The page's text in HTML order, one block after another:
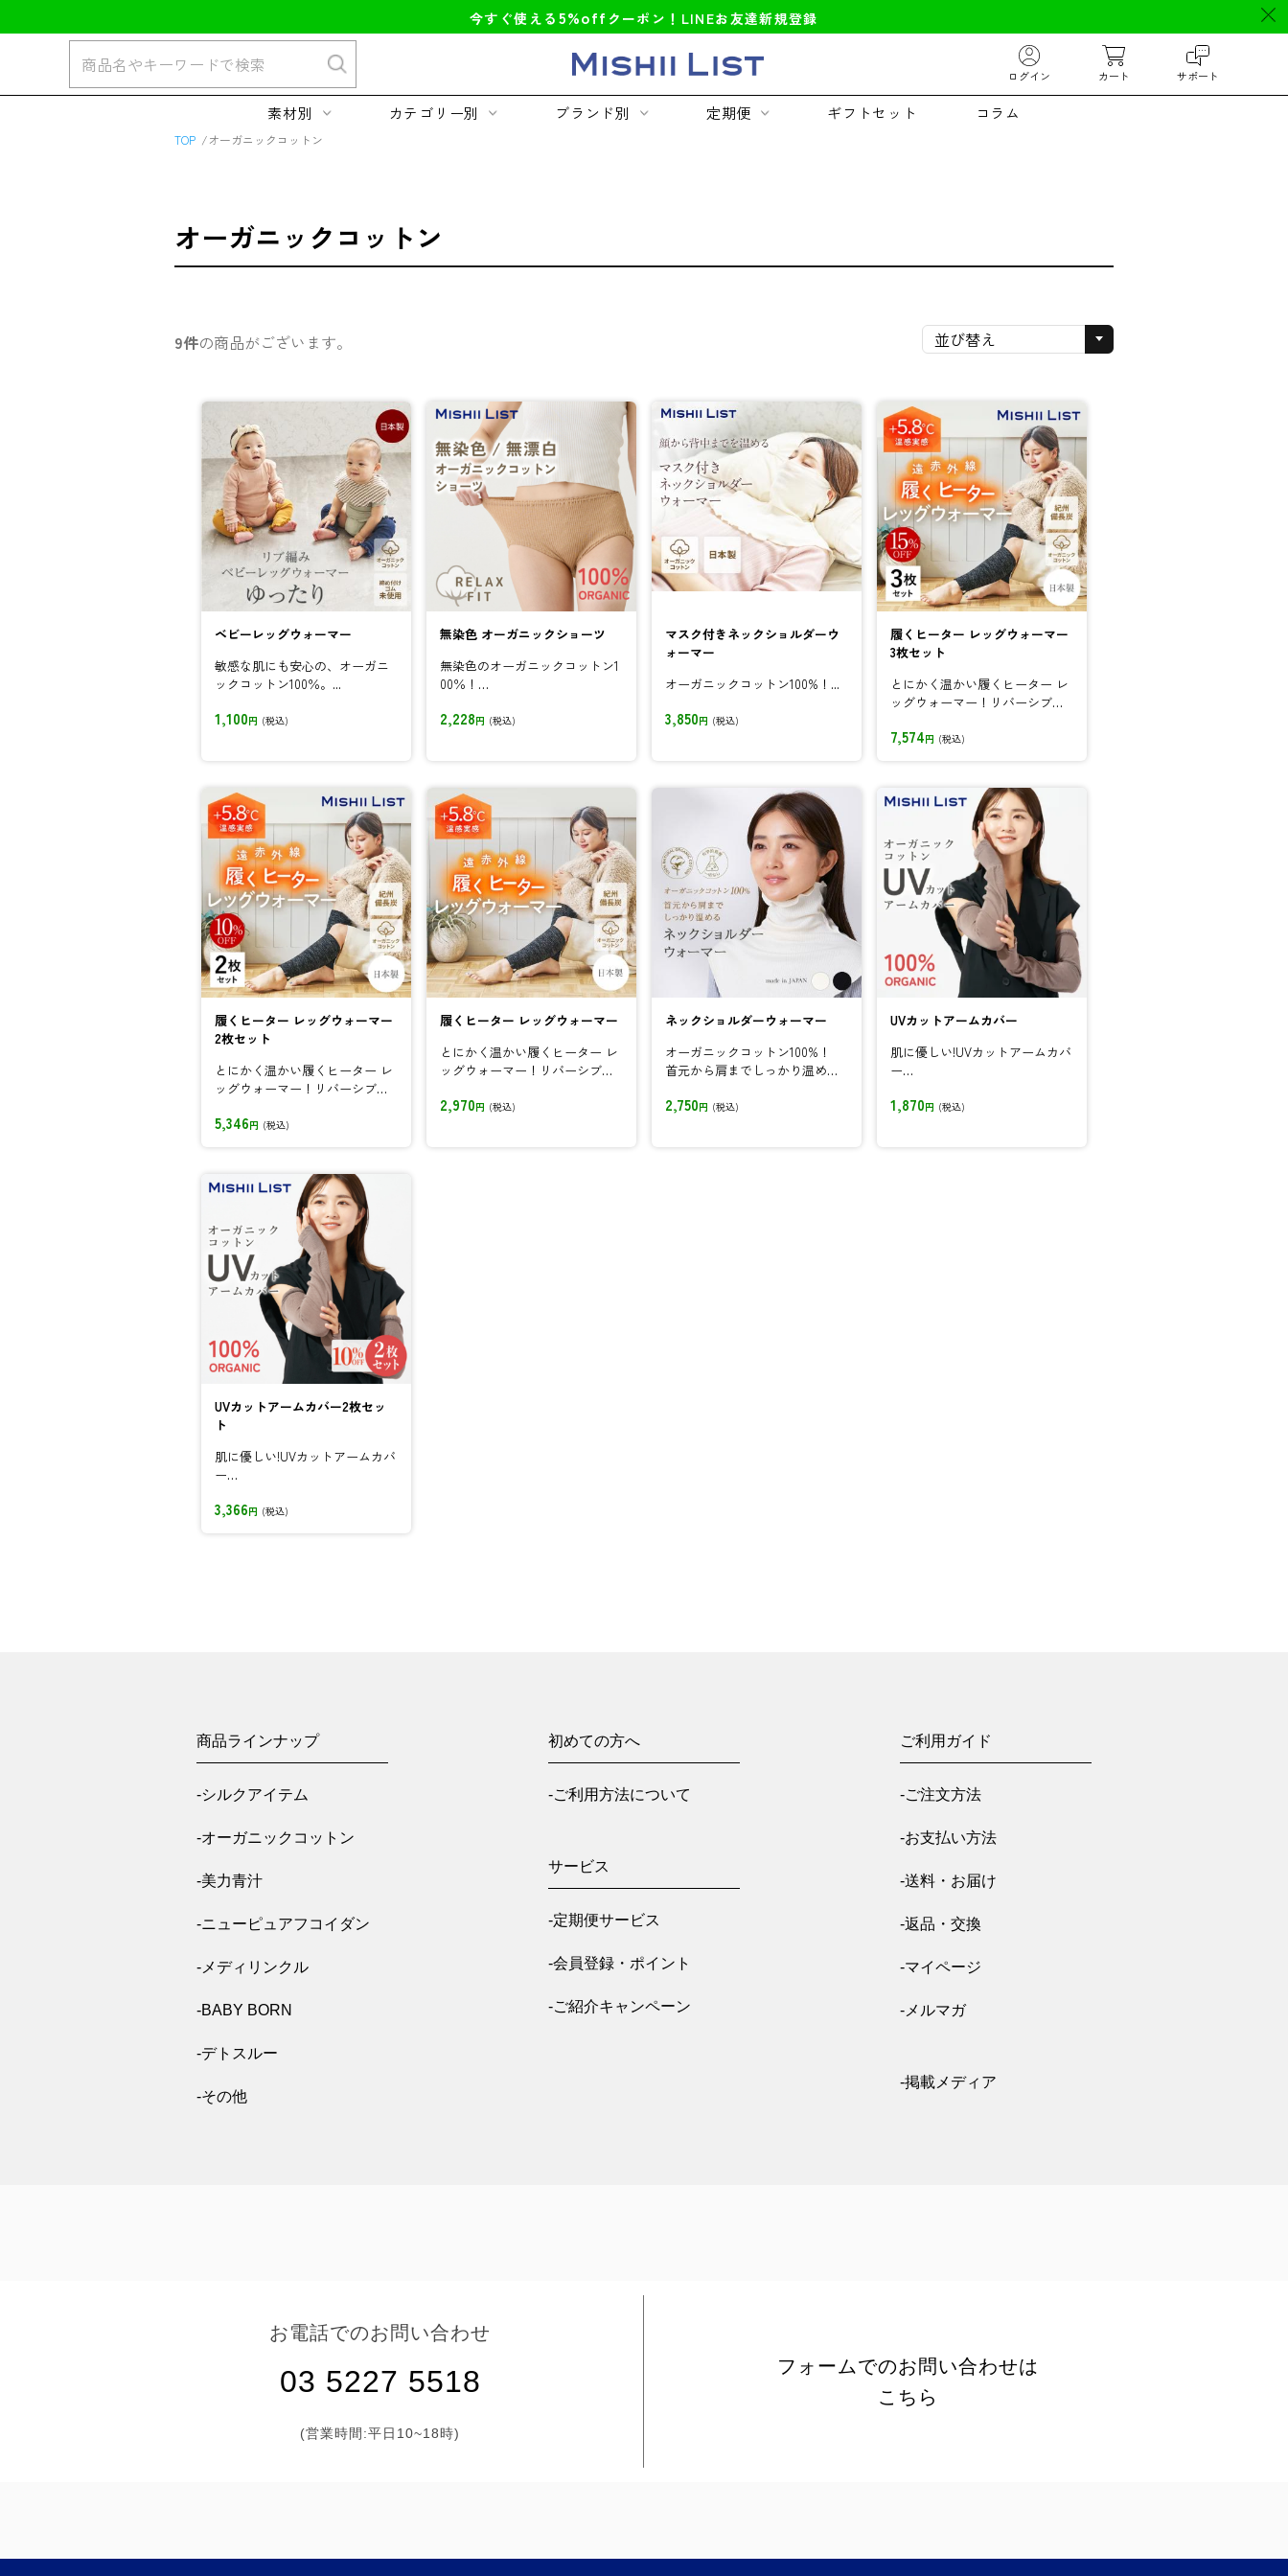
今すぐ使える 5%off クーポン！LINEお友達新規登録
ログイン カート サポート
素材別 カテゴリー別 ブランド別 定期便 ギフトセット コラム
TOP オーガニックコットン
オーガニックコットン
9件の商品がございます。
ベビーレッグウォーマー
敏感な肌にも安心の、オーガニ
ックコットン100％。...
1,100円 (税込)
無染色 オーガニックショーツ
無染色のオーガニックコットン1
00％！
いショーツです。
2,228円 (税込)
マスク付きネックショルダーウ
ォーマー
オーガニックコットン100%！...
3,850円 (税込)
履くヒーター レッグウォーマー
3枚セット
とにかく温かい履くヒーター レ
ッグウォーマー！リバーシブル
7,574円 (税込)
履くヒーター レッグウォーマー
2枚セット
とにかく温かい履くヒーター レ
ッグウォーマー！リバーシブル
5,346円 (税込)
履くヒーター レッグウォーマー
とにかく温かい履くヒーター レ
ッグウォーマー！リバーシブル
2,970円 (税込)
ネックショルダーウォーマー
オーガニックコットン100%！
首元から肩までしっかり温め
ーです！
2,750円 (税込)
UVカットアームカバー
肌に優しい!UVカットアームカバ
ー
用。...
1,870円 (税込)
UVカットアームカバー2枚セッ
ト
肌に優しい!UVカットアームカバ
ー
用。...
3,366円 (税込)
商品ラインナップ
-シルクアイテム
-オーガニックコットン
-美力青汁
-ニューピュアフコイダン
-メディリンクル
-BABY BORN
-デトスルー
-その他
初めての方へ
-ご利用方法について
サービス
-定期便サービス
-会員登録・ポイント
-ご紹介キャンペーン
ご利用ガイド
-ご注文方法
-お支払い方法
-送料・お届け
-返品・交換
-マイページ
-メルマガ
-掲載メディア
お電話でのお問い合わせ
03 5227 5518
(営業時間:平日10~18時)
フォームでのお問い合わせは
こちら